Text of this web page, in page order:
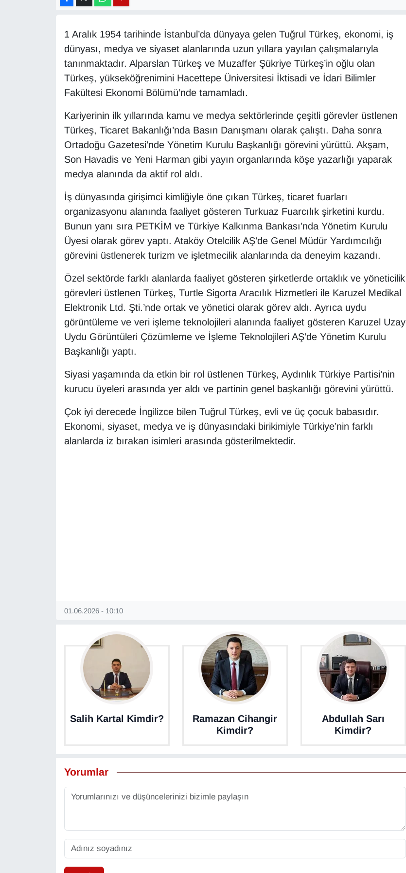
1 Aralık 1954 tarihinde İstanbul’da dünyaya gelen Tuğrul Türkeş, ekonomi, iş
dünyası, medya ve siyaset alanlarında uzun yıllara yayılan çalışmalarıyla
tanınmaktadır. Alparslan Türkeş ve Muzaffer Şükriye Türkeş’in oğlu olan
Türkeş, yükseköğrenimini Hacettepe Üniversitesi İktisadi ve İdari Bilimler
Fakültesi Ekonomi Bölümü’nde tamamladı.
Kariyerinin ilk yıllarında kamu ve medya sektörlerinde çeşitli görevler üstlenen
Türkeş, Ticaret Bakanlığı’nda Basın Danışmanı olarak çalıştı. Daha sonra
Ortadoğu Gazetesi’nde Yönetim Kurulu Başkanlığı görevini yürüttü. Akşam,
Son Havadis ve Yeni Harman gibi yayın organlarında köşe yazarlığı yaparak
medya alanında da aktif rol aldı.
İş dünyasında girişimci kimliğiyle öne çıkan Türkeş, ticaret fuarları
organizasyonu alanında faaliyet gösteren Turkuaz Fuarcılık şirketini kurdu.
Bunun yanı sıra PETKİM ve Türkiye Kalkınma Bankası’nda Yönetim Kurulu
Üyesi olarak görev yaptı. Ataköy Otelcilik AŞ’de Genel Müdür Yardımcılığı
görevini üstlenerek turizm ve işletmecilik alanlarında da deneyim kazandı.
Özel sektörde farklı alanlarda faaliyet gösteren şirketlerde ortaklık ve yöneticilik
görevleri üstlenen Türkeş, Turtle Sigorta Aracılık Hizmetleri ile Karuzel Medikal
Elektronik Ltd. Şti.’nde ortak ve yönetici olarak görev aldı. Ayrıca uydu
görüntüleme ve veri işleme teknolojileri alanında faaliyet gösteren Karuzel Uzay
Uydu Görüntüleri Çözümleme ve İşleme Teknolojileri AŞ’de Yönetim Kurulu
Başkanlığı yaptı.
Siyasi yaşamında da etkin bir rol üstlenen Türkeş, Aydınlık Türkiye Partisi’nin
kurucu üyeleri arasında yer aldı ve partinin genel başkanlığı görevini yürüttü.
Çok iyi derecede İngilizce bilen Tuğrul Türkeş, evli ve üç çocuk babasıdır.
Ekonomi, siyaset, medya ve iş dünyasındaki birikimiyle Türkiye’nin farklı
alanlarda iz bırakan isimleri arasında gösterilmektedir.
01.06.2026 - 10:10
Salih Kartal Kimdir?
Ramazan Cihangir
Kimdir?
Abdullah Sarı
Kimdir?
Yorumlar
EKONOMİ
En çok konuşulanlar
HABERDE İNSAN
Kim Kimdir?
Kültür & Sanat